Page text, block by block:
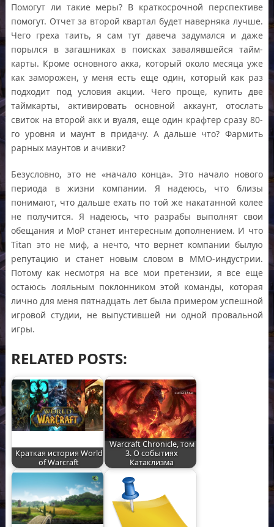
Помогут ли такие меры? В краткосрочной перспективе
помогут. Отчет за второй квартал будет наверняка лучше.
Чего греха таить, я сам тут давеча задумался и даже
порылся в загашниках в поисках завалявшейся тайм-
карты. Кроме основного акка, который около месяца уже
как заморожен, у меня есть еще один, который как раз
подходит под условия акции. Чего проще, купить две
таймкарты, активировать основной аккаунт, отослать
свиток на второй акк и вуаля, еще один крафтер сразу 80-
го уровня и маунт в придачу. А дальше что? Фармить
рарных маунтов и ачивки?
Безусловно, это не «начало конца». Это начало нового
периода в жизни компании. Я надеюсь, что близы
понимают, что дальше ехать по той же накатанной колее
не получится. Я надеюсь, что разрабы выполнят свои
обещания и MoP станет интересным дополнением. И что
Titan это не миф, а нечто, что вернет компании былую
репутацию и станет новым словом в ММО-индустрии.
Потому как несмотря на все мои претензии, я все еще
остаюсь лояльным поклонником этой команды, которая
лично для меня пятнадцать лет была примером успешной
игровой студии, не выпустившей ни одной провальной
игры.
RELATED POSTS:
Краткая история World
of Warcraft
Warcraft Chronicle, том
3. О событиях
Катаклизма